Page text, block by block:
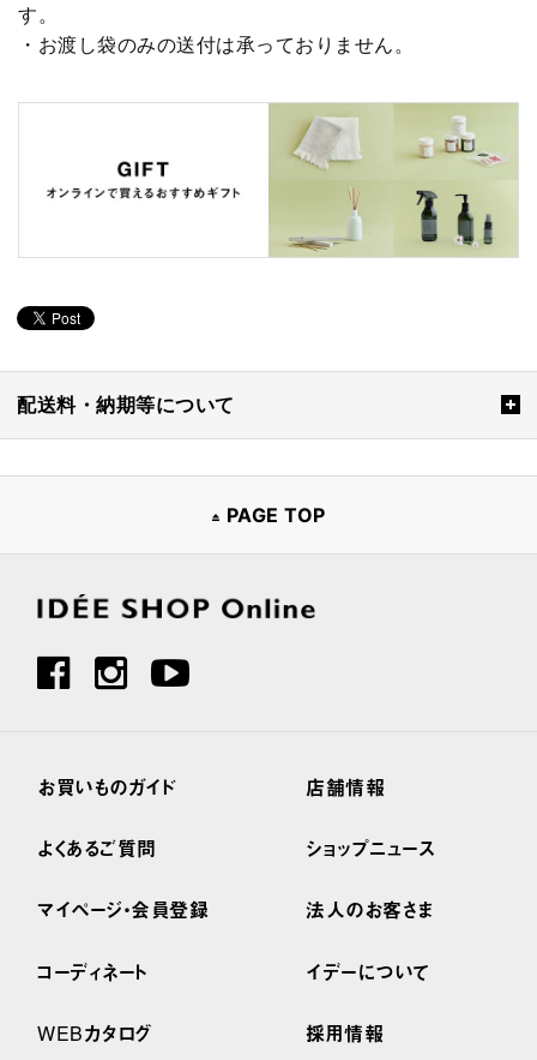
す。
・お渡し袋のみの送付は承っておりません。
配送料・納期等について
PAGE TOP
お買いものガイド
よくあるご質問
マイページ・会員登録
コーディネート
WEBカタログ
店舗情報
ショップニュース
法人のお客さま
イデーについて
採用情報